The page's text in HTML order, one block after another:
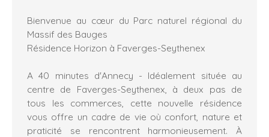
Bienvenue au cœur du Parc naturel régional du
Massif des Bauges
Résidence Horizon à Faverges-Seythenex
A 40 minutes d'Annecy - Idéalement située au
centre de Faverges-Seythenex, à deux pas de
tous les commerces, cette nouvelle résidence
vous offre un cadre de vie où confort, nature et
praticité se rencontrent harmonieusement. À